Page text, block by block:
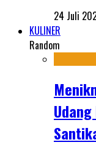
24 Juli
KULINER
Random